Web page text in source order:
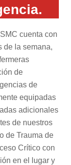
cuenta con
de la semana,
de
de
equipadas
adicionales
de nuestros
de Trauma de
Crítico con
en el lugar y